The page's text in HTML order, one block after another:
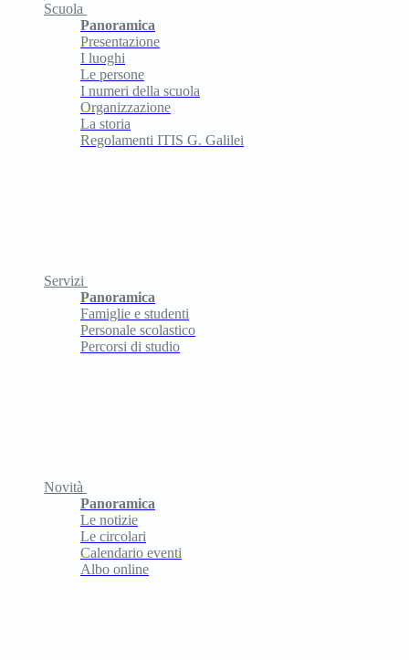
Scuola
Panoramica
Presentazione
I luoghi
Le persone
I numeri della scuola
Organizzazione
La storia
Regolamenti ITIS G. Galilei
Servizi
Panoramica
Famiglie e studenti
Personale scolastico
Percorsi di studio
Novità
Panoramica
Le notizie
Le circolari
Calendario eventi
Albo online